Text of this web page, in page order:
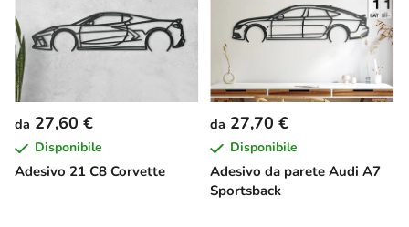
e
n
c
o
d
e
p
Adesivo 21 C8 Corvette
da 27,60 €
Disponibile
Adesivo da parete Audi A7
Sportsback
da 27,70 €
Disponibile